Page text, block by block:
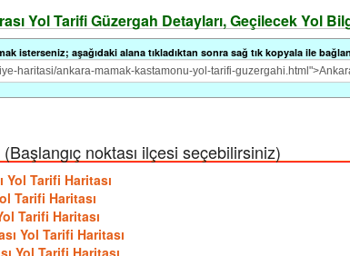
Yol Tarifi Güzergah Detayları, Geçilecek Yol
isterseniz; aşağıdaki alana tıkladıktan sonra sağ tık kopyala ile
noktası ilçesi seçebilirsiniz)
Tarifi Haritası
Tarifi Haritası
Tarifi Haritası
Yol Tarifi Haritası
Yol Tarifi Haritası